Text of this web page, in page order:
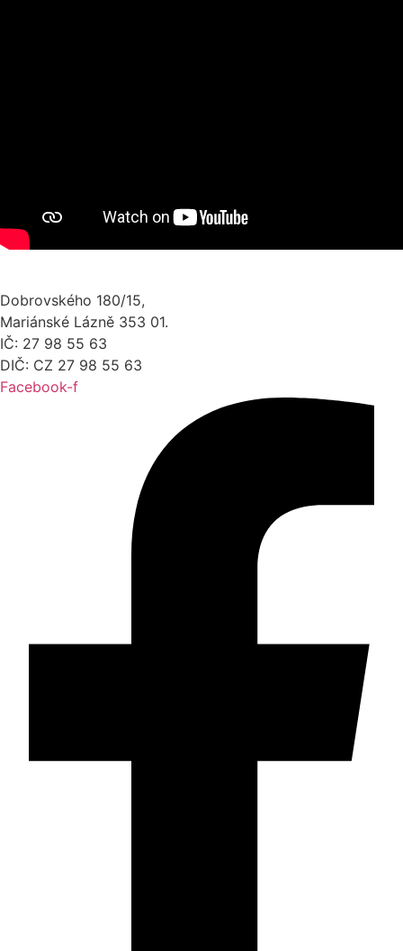
Dobrovského 180/15,
Mariánské Lázně 353 01.
IČ: 27 98 55 63
DIČ: CZ 27 98 55 63
Facebook-f